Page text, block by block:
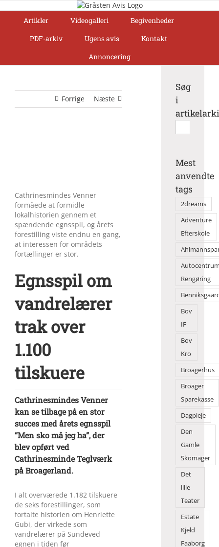
to
contentArtikler Videogalleri
Begivenheder
PDF-arkiv
Ugens avis
Kontakt
Annoncering
Forrige Næste
Cathrinesmindes Venner
formåede at formidle
lokalhistorien gennem et
spændende egnsspil, og årets
forestilling viste endnu en gang,
at interessen for områdets
fortællinger er stor.
Egnsspil om
vandrelærer
trak over
1.100
tilskuere
Cathrinesmindes Venner
kan se tilbage på en stor
succes med årets egnsspil
“Men sko må jeg ha”, der
blev opført ved
Cathrinesminde Teglværk
på Broagerland.
I alt overværede 1.182 tilskuere
de seks forestillinger, som
fortalte historien om Henriette
Gubi, der virkede som
vandrelærer på Sundeved-
egnen i tiden før
Søg
i
efter:
Mest
anvendte
tags
2dreams
Adventure
Efterskole
Rengøring
Bov
IF
Bov
Kro
Broagerhus
Broager
Sparekasse
Dagpleje
Den
Gamle
Skomager
Det
lille
Teater
Estate
Kjeld
Faaborg